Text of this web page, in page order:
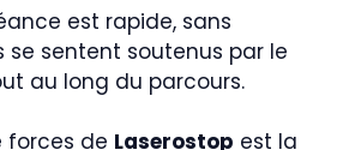
est rapide, sans
se sentent soutenus par le
au long du parcours.
forces de Laserostop est la